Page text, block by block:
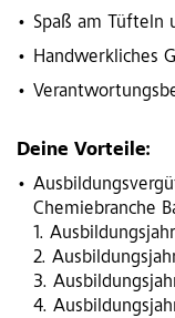
Spaß am Tüfteln
Handwerkliches
Deine Vorteile:
Chemiebranche
1.
2.
3.
4.